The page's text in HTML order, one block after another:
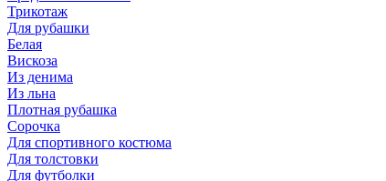
Трикотаж
Для рубашки
Белая
Вискоза
Из денима
Из льна
Плотная рубашка
Сорочка
Для спортивного костюма
Для толстовки
Для футболки